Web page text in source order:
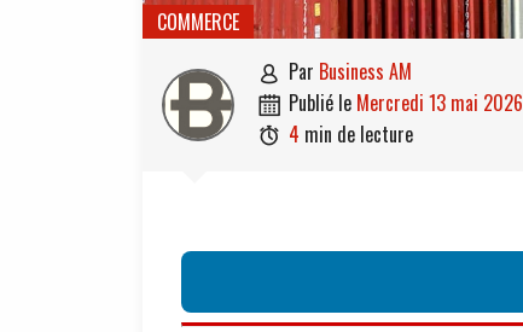
COMMERCE
 par Business AM
 publié le mercredi 13 mai 2026
 4 min de lecture